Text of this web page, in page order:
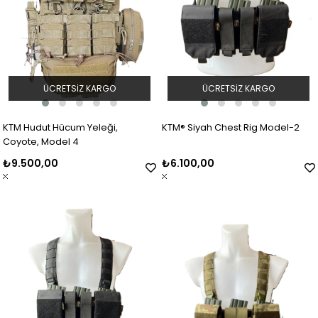
KTM Hudut Hücum Yeleği,
Coyote, Model 4
₺9.500,00
ÜCRETSIZ KARGO
KTM® Siyah Chest Rig Model-2
₺6.100,00
ÜCRETSIZ KARGO